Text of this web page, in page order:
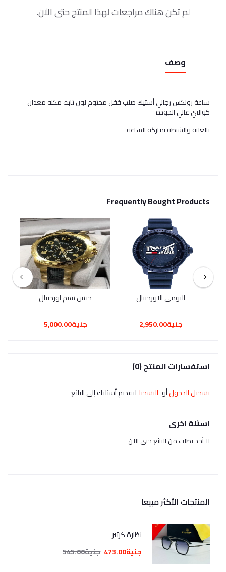
لم تكن هناك مراجعات لهذا المنتج حتى الآن.
وصف
ساعة رولكس رجالي أستيك صلب قفل مختوم لون ثابت مكنه معدان
كوالتي عالي الجودة
بالعلبة والشنطة بماركة الساعة
Frequently Bought Products
التومي الاورجينال
جنية2,950.00
جيس سيم اورچينال
جنية5,000.00
استفسارات المنتج (0)
تسجيل الدخولأو التسجيللتقديم أسئلتك إلى البائع
اسئلة اخرى
لا أحد يطلب من البائع حتى الآن
المنتجات الأكثر مبيعا
نظارة كرتير
جنية473.00
جنية545.00